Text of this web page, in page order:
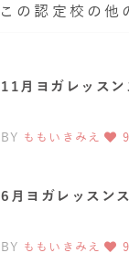
この認定校の他
11月ヨガレッス
BY ももいきみえ 9
6月ヨガレッスン
BY ももいきみえ 9